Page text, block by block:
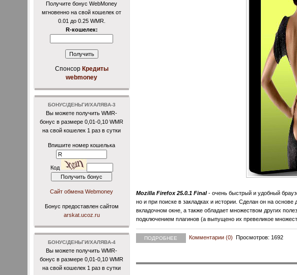
Получите бонус WebMoney
мгновенно на свой кошелек от
0.01 до 0.25 WMR.
R-кошелек:
Спонсор Кредиты
webmoney
БОНУС/ДЕНЬГИ/ХАЛЯВА-3
Вы можете получить WMR-
бонус в размере 0,01-0,10 WMR
на свой кошелек 1 раз в сутки
Впишите номер кошелька
Код
Сайт обмена Webmoney
Бонус предоставлен сайтом
arskat.ucoz.ru
БОНУС/ДЕНЬГИ/ХАЛЯВА-4
Вы можете получить WMR-
бонус в размере 0,01-0,10 WMR
на свой кошелек 1 раз в сутки
Mozilla Firefox 25.0.1 Final- очень быстрый и удобный
но и при поиске в закладках и истории. Сделан он на основе
вкладочном окне, а также обладает множеством других
подключением плагинов (а выпущено их превеликое
ПОДРОБНЕЕ Комментарии (0) Просмотров: 1692